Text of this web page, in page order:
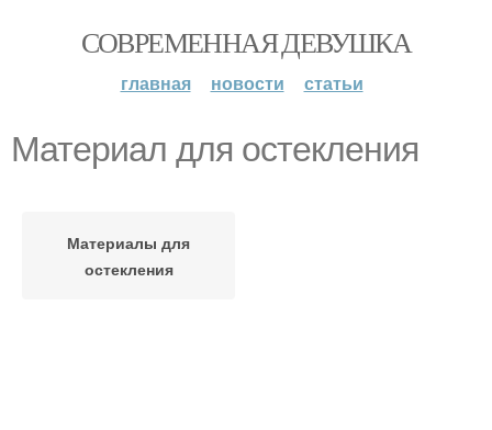
СОВРЕМЕННАЯ ДЕВУШКА
главная новости статьи
Материал для остекления
Материалы для
остекления